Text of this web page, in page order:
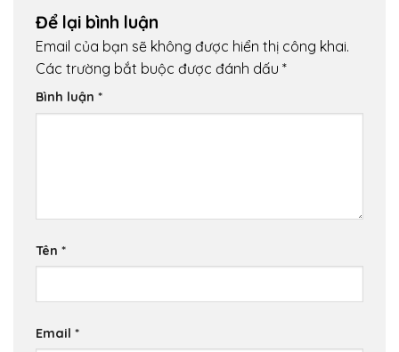
Để lại bình luận
Email của bạn sẽ không được hiển thị công khai.
Các trường bắt buộc được đánh dấu *
Bình luận *
Tên *
Email *